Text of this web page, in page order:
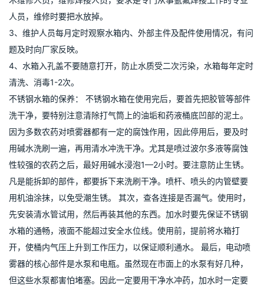
的理想设备。它具有结构设计合理、全焊接、现场组合，强度高、
密封性好，防止水质二次污染，永不渗漏，重量轻，是普通钢板水
箱的二分之一，价格合理，外观整洁、光亮、美观、实用等特点。
使用前应该了解以下要素:
1、不锈钢水箱作为储存生活用水的二次设备，只能装生活用水（消
防用水），不能装盐酸、硫酸或酸性、碱性含量较大的液体。
2、水箱在使用过程中，不要将其他笨重设备放置在水箱顶部，不要
用硬物随意敲打或图画水箱版面及管件，有问题要预先通知厂家技
术维修人员，维修焊接人员，要求是专门从事氩氟焊接工作的专业
人员，维修时要把水放掉。
3、维护人员每月定时观察水箱内、外部主件及配件使用情况，有问
题及时向厂家反映。
4、水箱入孔盖不要随意打开，防止水质受二次污染，水箱每年定时
清洗、消毒1-2次。
不锈钢水箱的保养： 不锈钢水箱在使用完后，要首先把胶管等部件
洗干净，要特别注意清除打气筒上的油垢和药液桶底凹部的泥土。
因为多数农药对喷雾器都有一定的腐蚀作用，因此停用后，要及时